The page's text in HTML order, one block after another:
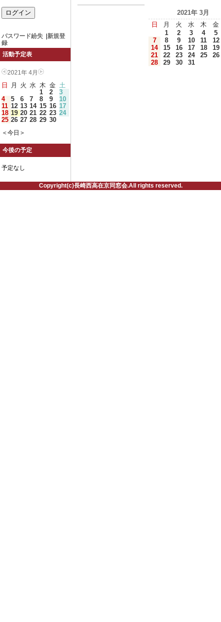
パスワード紛失
新規登
録
活動予定表
2021年 4月
日 月 火 水 木 金 土
1
2
3
4
5 6 7 8 9
10
11 12 13 14 15 16 17
18 19 20 21 22 23 24
25 26 27 28 29 30
＜今日＞
今後の予定
予定なし
2021年 3月
日
月 火 水 木
金
1
2 3 4
5
7
8 9 10 11
12
14
15 16 17 18
19
21
22 23 24 25
26
28
29 30 31
Copyright(c)長崎西高在京同窓会.All rights reserved.